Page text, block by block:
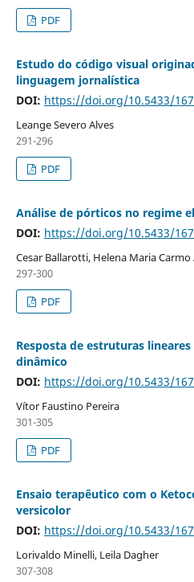
PDF
Estudo do código visual
linguagem jornalística
DOI: https://doi.org/10.5433/
Leange Severo Alves
291-296
PDF
Análise de pórticos no regime
DOI: https://doi.org/10.5433/
Cesar Ballarotti, Helena Maria
297-300
PDF
Resposta de estruturas
dinâmico
DOI: https://doi.org/10.5433/
Vítor Faustino Pereira
301-305
PDF
Ensaio terapêutico com o
versicolor
DOI: https://doi.org/10.5433/
Lorivaldo Minelli, Leila Dagher
307-308